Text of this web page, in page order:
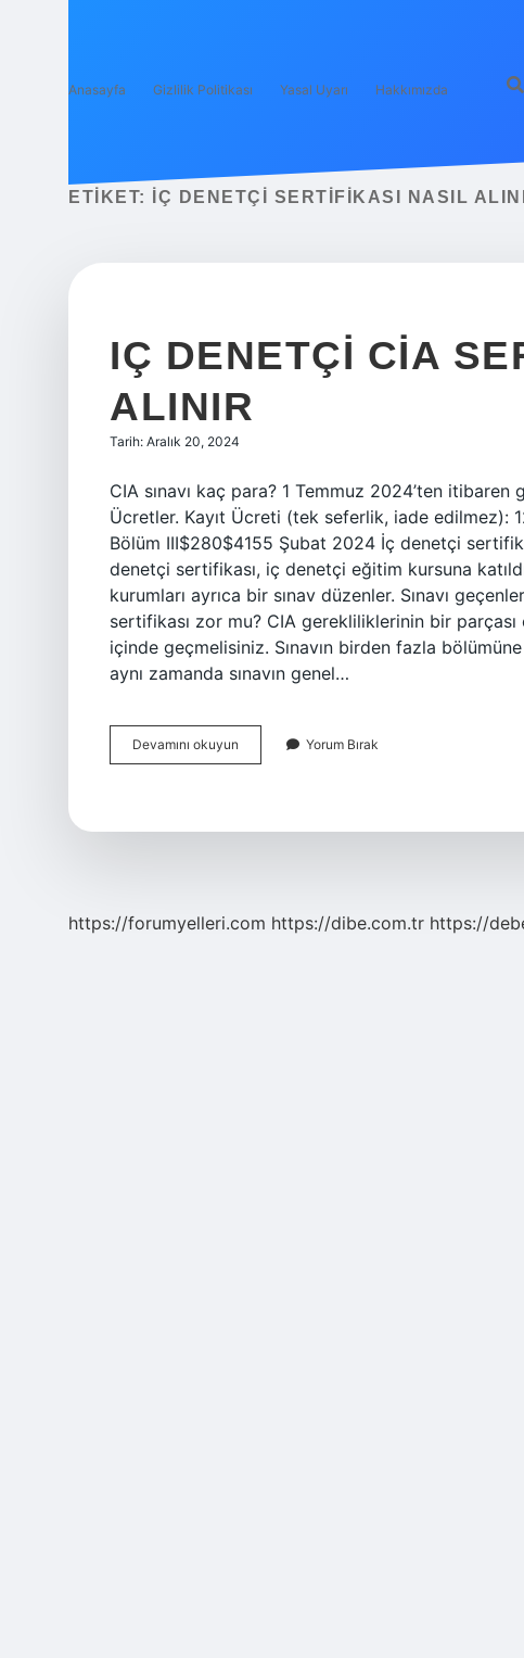
Anasayfa Gizlilik Politikası Yasal Uyarı Hakkımızda
ETIKET: İÇ DENETÇI SERTIFIKASI NASIL
IÇ DENETÇI CIA
ALINIR
Tarih: Aralık 20, 2024
CIA sınavı kaç para? 1 Temmuz 2024’ten
Ücretler. Kayıt Ücreti (tek seferlik, iade edilmez):
Bölüm III$280$4155 Şubat 2024 İç denetçi
denetçi sertifikası, iç denetçi eğitim kursuna
kurumları ayrıca bir sınav düzenler. Sınavı
sertifikası zor mu? CIA gerekliliklerinin bir parçası
içinde geçmelisiniz. Sınavın birden fazla
aynı zamanda sınavın genel…
Devamını okuyun
Denetçi
Yorum Bırak
https://forumyelleri.com https://dibe.com.tr https://